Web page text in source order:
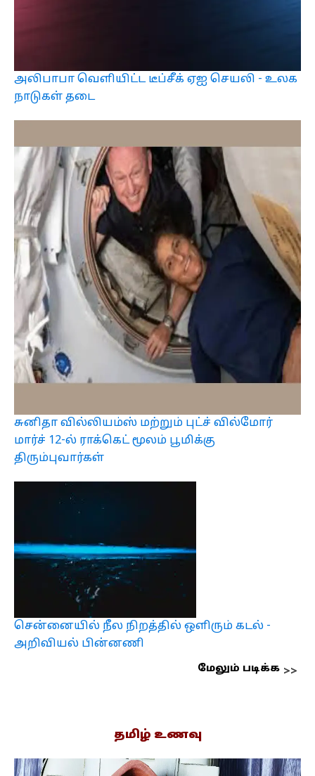
அலிபாபா வெளியிட்ட டீப்சீக் ஏஐ செயலி - உலக
நாடுகள் தடை
சுனிதா வில்லியம்ஸ் மற்றும் புட்ச் வில்மோர்
மார்ச் 12-ல் ராக்கெட் மூலம் பூமிக்கு
திரும்புவார்கள்
சென்னையில் நீல நிறத்தில் ஒளிரும் கடல் -
அறிவியல் பின்னணி
மேலும் படிக்க
தமிழ் உணவு